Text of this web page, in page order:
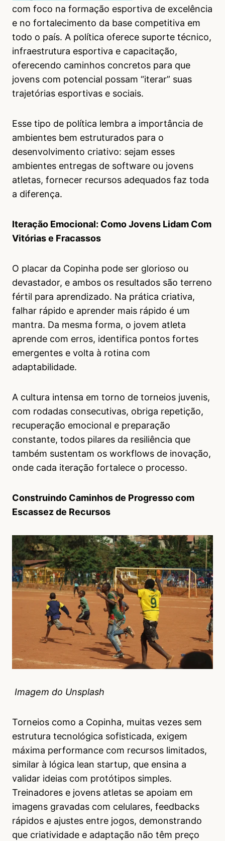
com foco na formação esportiva de excelência
e no fortalecimento da base competitiva em
todo o país. A política oferece suporte técnico,
infraestrutura esportiva e capacitação,
oferecendo caminhos concretos para que
jovens com potencial possam “iterar” suas
trajetórias esportivas e sociais.
Esse tipo de política lembra a importância de
ambientes bem estruturados para o
desenvolvimento criativo: sejam esses
ambientes entregas de software ou jovens
atletas, fornecer recursos adequados faz toda
a diferença.
Iteração Emocional: Como Jovens Lidam Com
Vitórias e Fracassos
O placar da Copinha pode ser glorioso ou
devastador, e ambos os resultados são terreno
fértil para aprendizado. Na prática criativa,
falhar rápido e aprender mais rápido é um
mantra. Da mesma forma, o jovem atleta
aprende com erros, identifica pontos fortes
emergentes e volta à rotina com
adaptabilidade.
A cultura intensa em torno de torneios juvenis,
com rodadas consecutivas, obriga repetição,
recuperação emocional e preparação
constante, todos pilares da resiliência que
também sustentam os workflows de inovação,
onde cada iteração fortalece o processo.
Construindo Caminhos de Progresso com
Escassez de Recursos
Imagem do Unsplash
Torneios como a Copinha, muitas vezes sem
estrutura tecnológica sofisticada, exigem
máxima performance com recursos limitados,
similar à lógica lean startup, que ensina a
validar ideias com protótipos simples.
Treinadores e jovens atletas se apoiam em
imagens gravadas com celulares, feedbacks
rápidos e ajustes entre jogos, demonstrando
que criatividade e adaptação não têm preço